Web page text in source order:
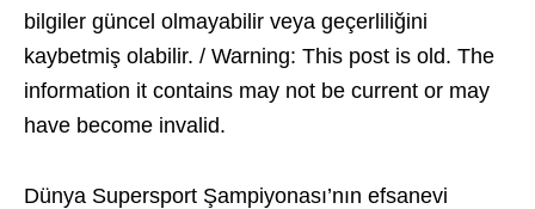
bilgiler güncel olmayabilir veya geçerliliğini
kaybetmiş olabilir. / Warning: This post is old. The
information it contains may not be current or may
have become invalid.
Dünya Supersport Şampiyonası’nın efsanevi